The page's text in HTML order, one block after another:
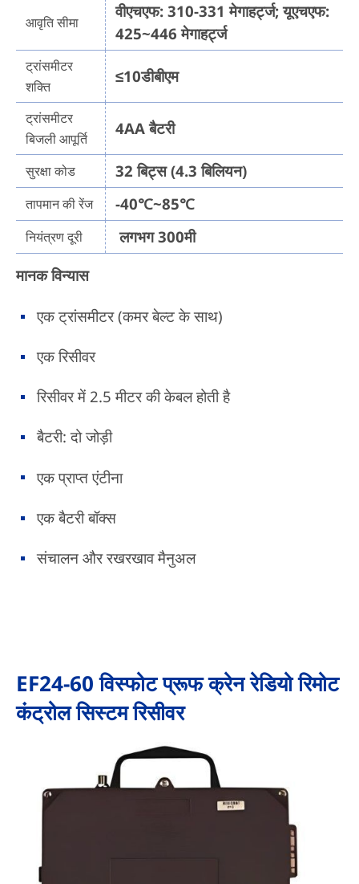
आवृति सीमा
वीएचएफ: 310-331 मेगाहर्ट्ज; यूएचएफ:
425~446 मेगाहर्ट्ज
ट्रांसमीटर
शक्ति
≤10डीबीएम
ट्रांसमीटर
बिजली आपूर्ति
4AA बैटरी
सुरक्षा कोड 32 बिट्स (4.3 बिलियन)
तापमान की रेंज -40℃~85℃
नियंत्रण दूरी
लगभग 300मी
मानक विन्यास
एक ट्रांसमीटर (कमर बेल्ट के साथ)
एक रिसीवर
रिसीवर में 2.5 मीटर की केबल होती है
बैटरी: दो जोड़ी
एक प्राप्त एंटीना
एक बैटरी बॉक्स
संचालन और रखरखाव मैनुअल
EF24-60 विस्फोट प्रूफ क्रेन रेडियो रिमोट
कंट्रोल सिस्टम रिसीवर